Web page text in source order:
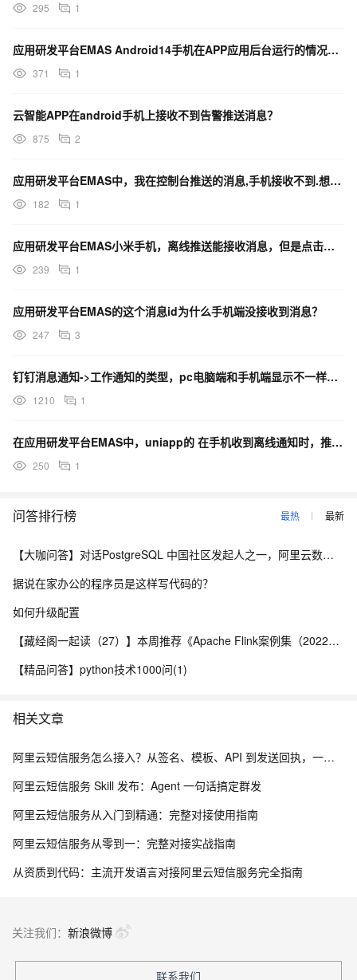
295 1
应用研发平台EMAS Android14手机在APP应用后台运行的情况下接收推送消息、通知严重延迟。
371 1
云智能APP在android手机上接收不到告警推送消息？
875 2
应用研发平台EMAS中，我在控制台推送的消息,手机接收不到.想咨询一下原因.
182 1
应用研发平台EMAS小米手机，离线推送能接收消息，但是点击后不能拉起应用，如何解决？
239 1
应用研发平台EMAS的这个消息id为什么手机端没接收到消息？
247 3
钉钉消息通知->工作通知的类型，pc电脑端和手机端显示不一样了，手机端和pc端消息接收不一致了？
1210 1
在应用研发平台EMAS中，uniapp的 在手机收到离线通知时，推送消息携带的参数哪来接收啊？
250 1
问答排行榜 最热 最新
【大咖问答】对话PostgreSQL 中国社区发起人之一，阿里云数据库高级专家 德哥
据说在家办公的程序员是这样写代码的？
如何升级配置
【藏经阁一起读（27）】本周推荐《Apache Flink案例集（2022版）》，你有哪些心得？
【精品问答】python技术1000问(1)
相关文章
阿里云短信服务怎么接入？从签名、模板、API 到发送回执，一文讲清楚
阿里云短信服务 Skill 发布：Agent 一句话搞定群发
阿里云短信服务从入门到精通：完整对接使用指南
阿里云短信服务从零到一：完整对接实战指南
从资质到代码：主流开发语言对接阿里云短信服务完全指南
关注我们： 新浪微博
联系我们